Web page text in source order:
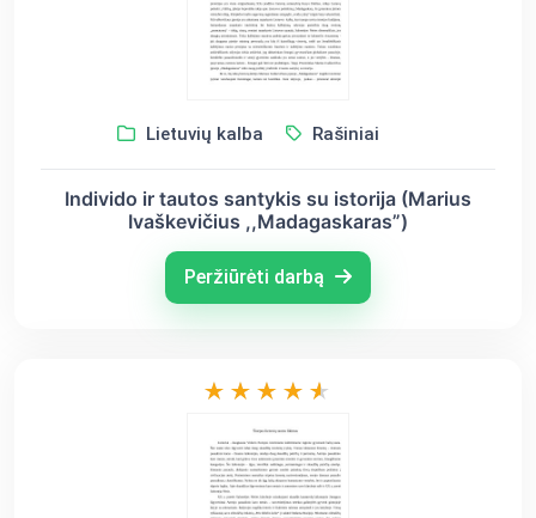
Lietuvių kalba Rašiniai
Individo ir tautos santykis su istorija (Marius
Ivaškevičius ,,Madagaskaras”)
Peržiūrėti darbą